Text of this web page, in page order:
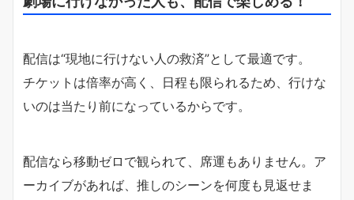
配信は“現地に行けない人の救済”として最適です。
チケットは倍率が高く、日程も限られるため、行けな
いのは当たり前になっているからです。
配信なら移動ゼロで観られて、席運もありません。ア
ーカイブがあれば、推しのシーンを何度も見返せま